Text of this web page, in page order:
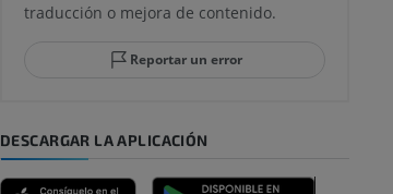
traducción o mejora de contenido.
Reportar un error
DESCARGAR LA APLICACIÓN